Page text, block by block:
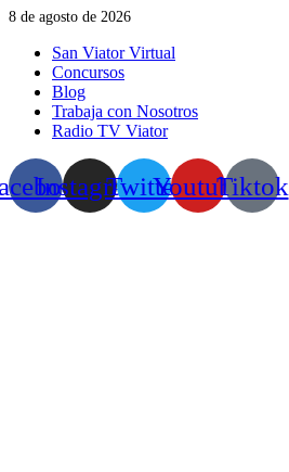
Ir
contenido
8 de agosto de 2026
San Viator Virtual
Concursos
Blog
Trabaja con Nosotros
Radio TV Viator
InstagramTwitterYoutubeTiktok